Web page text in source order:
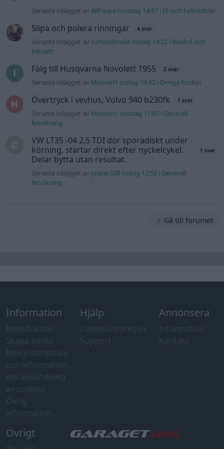
Senaste inlägget av BilFixare torsdag 14:37 i El- och hybridbilar
Slipa och polera rinningar 4 svar
Senaste inlägget avturboblondie tisdag 14:22 i Bilvård och
biltvätt
Fälg till Husqvarna Novolett 1955 2 svar
Senaste inlägget av Mossan1 tisdag 19:42 i Övriga fordon
Övertryck i vevhus, Volvo 940 b230fk 1 svar
Senaste inlägget av Mossan1 onsdag 11:07 i Generell
felsökning
VW LT35 -04 2.5 TDI dör sporadiskt under
körning, startar direkt efter nyckelcykel.
Delar bytta utan resultat.
1 svar
Senaste inlägget av Jesper328 tisdag 12:52 i Generell
felsökning
Gå till forumet
Information Hjälp Annonsera
Övrigt